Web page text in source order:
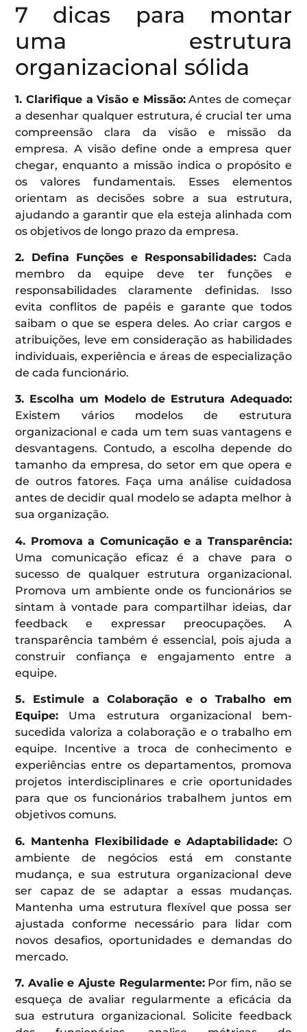
7 dicas para montar
uma estrutura
organizacional sólida
1. Clarifique a Visão e Missão:Antes de começar
a desenhar qualquer estrutura, é crucial ter uma
compreensão clara da visão e missão da
empresa. A visão define onde a empresa quer
chegar, enquanto a missão indica o propósito e
os valores fundamentais. Esses elementos
orientam as decisões sobre a sua estrutura,
ajudando a garantir que ela esteja alinhada com
os objetivos de longo prazo da empresa.
2. Defina Funções e Responsabilidades: Cada
membro da equipe deve ter funções e
responsabilidades claramente definidas. Isso
evita conflitos de papéis e garante que todos
saibam o que se espera deles. Ao criar cargos e
atribuições, leve em consideração as habilidades
individuais, experiência e áreas de especialização
de cada funcionário.
3. Escolha um Modelo de Estrutura Adequado:
Existem vários modelos de estrutura
organizacional e cada um tem suas vantagens e
desvantagens. Contudo, a escolha depende do
tamanho da empresa, do setor em que opera e
de outros fatores. Faça uma análise cuidadosa
antes de decidir qual modelo se adapta melhor à
sua organização.
4. Promova a Comunicação e a Transparência:
Uma comunicação eficaz é a chave para o
sucesso de qualquer estrutura organizacional.
Promova um ambiente onde os funcionários se
sintam à vontade para compartilhar ideias, dar
feedback e expressar preocupações. A
transparência também é essencial, pois ajuda a
construir confiança e engajamento entre a
equipe.
5. Estimule a Colaboração e o Trabalho em
Equipe: Uma estrutura organizacional bem-
sucedida valoriza a colaboração e o trabalho em
equipe. Incentive a troca de conhecimento e
experiências entre os departamentos, promova
projetos interdisciplinares e crie oportunidades
para que os funcionários trabalhem juntos em
objetivos comuns.
6. Mantenha Flexibilidade e Adaptabilidade: O
ambiente de negócios está em constante
mudança, e sua estrutura organizacional deve
ser capaz de se adaptar a essas mudanças.
Mantenha uma estrutura flexível que possa ser
ajustada conforme necessário para lidar com
novos desafios, oportunidades e demandas do
mercado.
7. Avalie e Ajuste Regularmente:Por fim, não se
esqueça de avaliar regularmente a eficácia da
sua estrutura organizacional. Solicite feedback